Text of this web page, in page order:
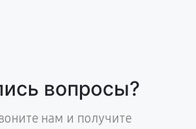
вопросы?
нам и получите